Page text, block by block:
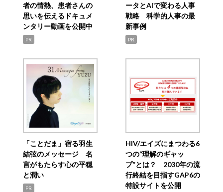
者の情熱、患者さんの
思いを伝えるドキュメ
ンタリー動画を公開中
PR
ータとAIで変わる人事
戦略 科学的人事の最
新事例
PR
「ことだま」宿る羽生
結弦のメッセージ 名
言がもたらす心の平穏
と潤い
PR
HIV/エイズにまつわる6
つの“理解のギャッ
プ”とは？ 2030年の流
行終結を目指すGAP6の
特設サイトを公開